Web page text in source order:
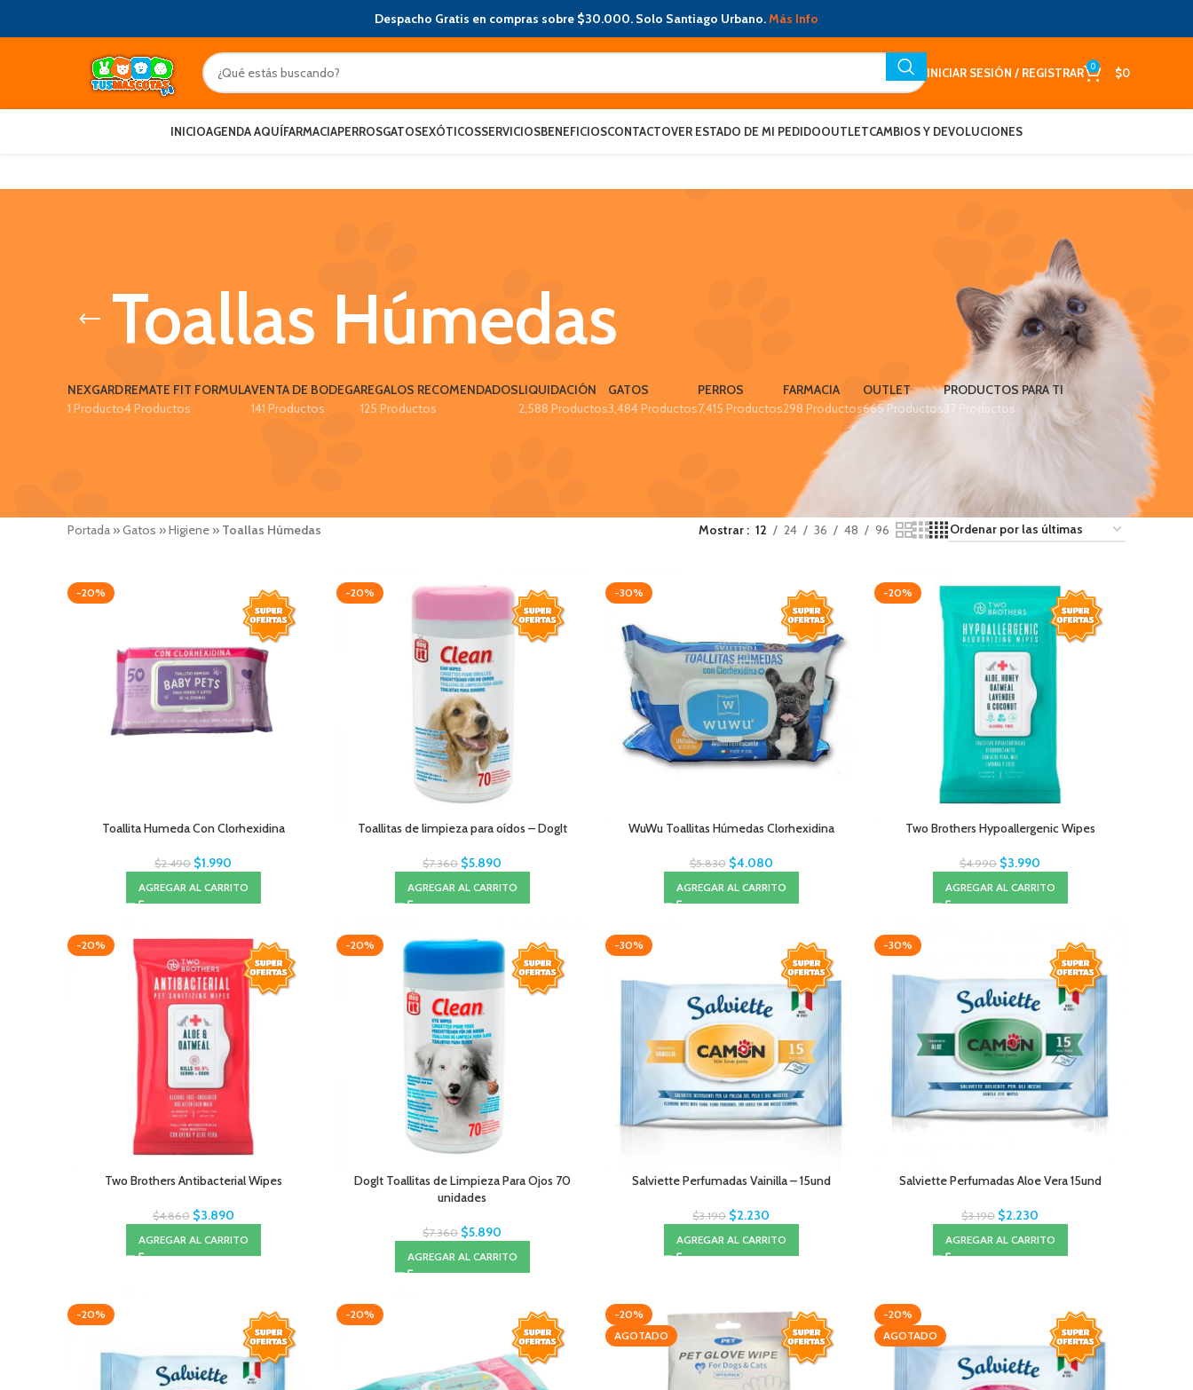
Despacho Gratis en compras sobre $30.000. Solo Santiago Urbano.Más Info
INICIAR SESIÓN / REGISTRAR 0 $0
INICIOAGENDA AQUÍFARMACIAPERROSGATOSEXÓTICOSSERVICIOSBENEFICIOSCONTACTOVER ESTADO DE MI PEDIDOOUTLETCAMBIOS Y DEVOLUCIONES
Toallas Húmedas
NEXGARD
1 Producto
REMATE FIT FORMULA
4 Productos
VENTA DE BODEGA
141 Productos
REGALOS RECOMENDADOS
125 Productos
LIQUIDACIÓN
2,588 Productos
GATOS
3,484 Productos
PERROS
7,415 Productos
FARMACIA
298 Productos
OUTLET
665 Productos
PRODUCTOS PARA TI
37 Productos
Portada »Gatos »Higiene » Toallas Húmedas Mostrar 12 24 36 48 96
-20%
Toallita Humeda Con Clorhexidina
$2.490 $1.990
AGREGAR AL CARRITO
-20%
Toallitas de limpieza para oídos – DogIt
$7.360 $5.890
AGREGAR AL CARRITO
-30%
WuWu Toallitas Húmedas Clorhexidina
$5.830 $4.080
AGREGAR AL CARRITO
-20%
Two Brothers Hypoallergenic Wipes
$4.990 $3.990
AGREGAR AL CARRITO
-20%
Two Brothers Antibacterial Wipes
$4.860 $3.890
AGREGAR AL CARRITO
-20%
DogIt Toallitas de Limpieza Para Ojos 70
unidades
$7.360 $5.890
AGREGAR AL CARRITO
-30%
Salviette Perfumadas Vainilla – 15und
$3.190 $2.230
AGREGAR AL CARRITO
-30%
Salviette Perfumadas Aloe Vera 15und
$3.190 $2.230
AGREGAR AL CARRITO
-20% -20%
-20%
AGOTADO
-20%
AGOTADO